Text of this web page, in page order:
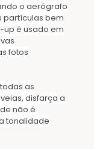
o aerógrafo
partículas bem
up é usado em
fotos
as
disfarça a
não é
tonalidade